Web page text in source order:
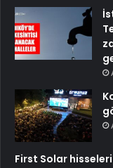
First Solar